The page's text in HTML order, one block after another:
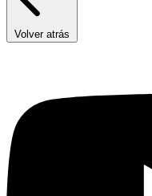
Volver atrás